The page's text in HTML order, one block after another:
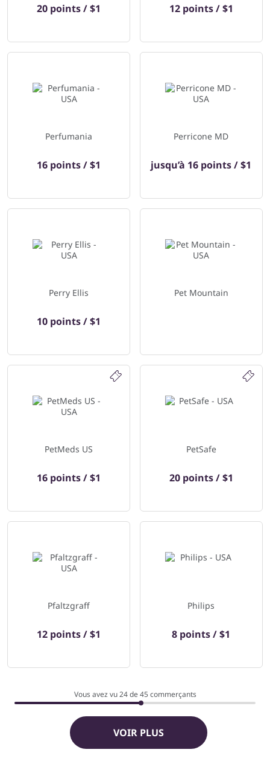
20 points / $1 12 points / $1
Perfumania
16 points / $1
Perricone MD
jusqu’à 16 points / $1
Perry Ellis
10 points / $1
Pet Mountain
PetMeds US
16 points / $1
PetSafe
20 points / $1
Pfaltzgraff
12 points / $1
Philips
8 points / $1
Vous avez vu 24 de45 commerçants
VOIR PLUS